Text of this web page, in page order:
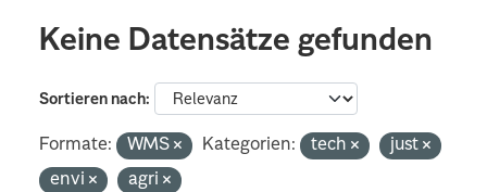
Keine Datensätze gefunden
Sortieren nach
Formate: WMS Kategorien: tech
just
envi
agri